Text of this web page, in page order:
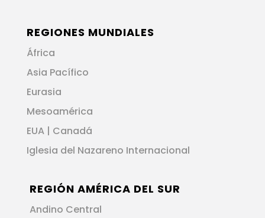
REGIONES MUNDIALES
África
Asia Pacífico
Eurasia
Mesoamérica
EUA | Canadá
Iglesia del Nazareno Internacional
REGIÓN AMÉRICA DEL SUR
Andino Central